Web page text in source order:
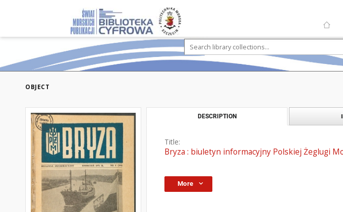
OBJECT
DESCRIPTION
Title:
Bryza : biuletyn informacyjny Polskiej Żeglugi
More